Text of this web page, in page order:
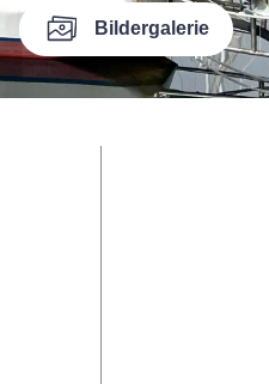
Bildergalerie